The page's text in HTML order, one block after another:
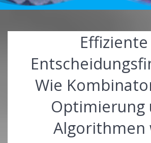
Effiziente
Wie
Optimierung
Algorithmen